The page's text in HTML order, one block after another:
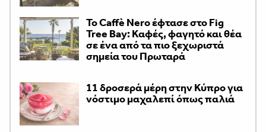
Το Caffè Nero έφτασε στο Fig
Tree Bay: Καφές, φαγητό και θέα
σε ένα από τα πιο ξεχωριστά
σημεία του Πρωταρά
11 δροσερά μέρη στην Κύπρο για
νόστιμο μαχαλεπί όπως παλιά